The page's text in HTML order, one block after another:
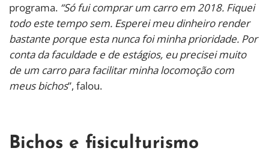
programa. “Só fui comprar um carro em 2018. Fiquei
todo este tempo sem. Esperei meu dinheiro render
bastante porque esta nunca foi minha prioridade. Por
conta da faculdade e de estágios, eu precisei muito
de um carro para facilitar minha locomoção com
meus bichos”, falou.
Bichos e fisiculturismo